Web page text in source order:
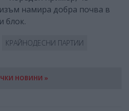
намира добра почва в
блок.
КРАЙНОДЕСНИ ПАРТИИ
НОВИНИ »